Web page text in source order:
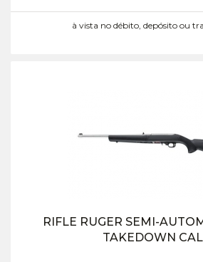
à vista no débito, depósito ou
RIFLE RUGER SEMI-
TAKEDOWN CAL.